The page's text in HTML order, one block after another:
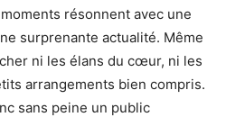
résonnent avec une
surprenante actualité. Même
ni les élans du cœur, ni les
arrangements bien compris.
sans peine un public